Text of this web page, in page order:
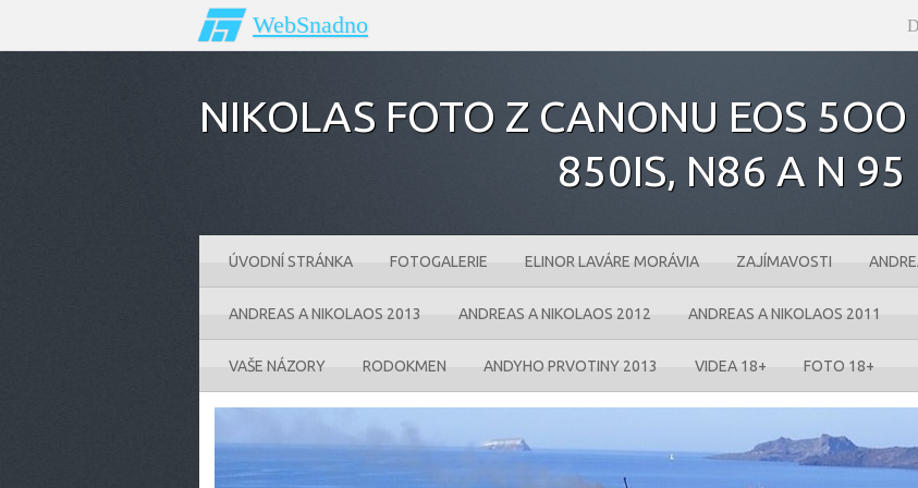
WebSnadno
NIKOLAS FOTO Z CANONU EOS 5OO
850IS‚ N86 A N 95
ÚVODNÍ STRÁNKA FOTOGALERIE ELINOR LAVÁRE MORÁVIA ZAJÍMAVOSTI
ANDREAS A NIKOLAOS 2013 ANDREAS A NIKOLAOS 2012 ANDREAS A NIKOLAOS 2011
VAŠE NÁZORY RODOKMEN ANDYHO PRVOTINY 2013 VIDEA 18+ FOTO 18+